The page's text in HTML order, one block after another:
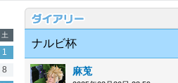
土
1
8
ナルビ杯
麻莵